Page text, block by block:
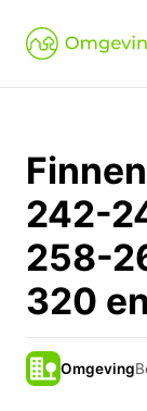
242-
258-
320
Omgeving